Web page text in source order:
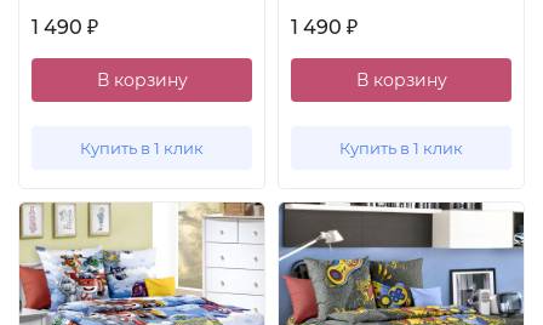
1 490 ₽
В корзину
Купить в 1 клик
1 490 ₽
В корзину
Купить в 1 клик